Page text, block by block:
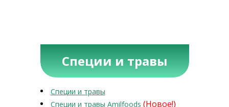
Специи и травы
Специи и травы
Специи и травы Amilfoods (Новое!)